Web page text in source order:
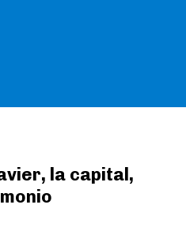
la capital,